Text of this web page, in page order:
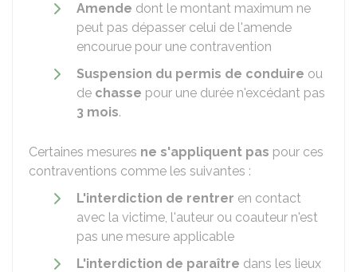
Amende dont le montant maximum ne
peut pas dépasser celui de l'amende
encourue pour une contravention
Suspension du permis de conduire ou
de chasse pour une durée n'excédant pas
3 mois.
Certaines mesures ne s'appliquent pas pour ces
contraventions comme les suivantes :
L'interdiction de rentrer en contact
avec la victime, l'auteur ou coauteur n'est
pas une mesure applicable
L'interdiction de paraître dans les lieux